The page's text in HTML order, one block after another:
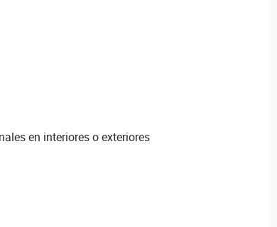
en interiores o exteriores